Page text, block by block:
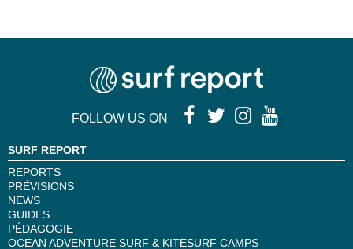
FOLLOW US ON
SURF REPORT
REPORTS
PRÉVISIONS
NEWS
GUIDES
PÉDAGOGIE
OCEAN ADVENTURE SURF & KITESURF CAMPS